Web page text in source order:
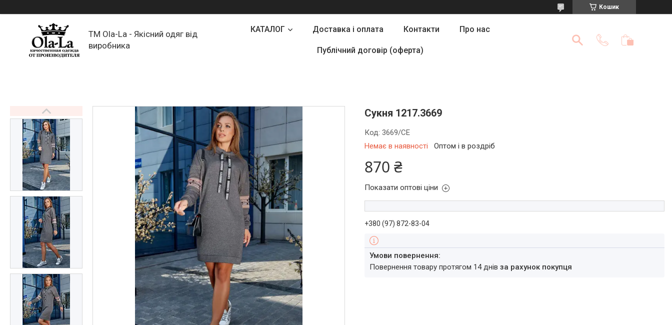
Кошик
TM Ola-La - Якісний одяг від
виробника
КАТАЛОГ Доставка і оплата Контакти Про нас
Публічний договір (оферта)
Сукня 1217.3669
Немає в наявності Оптом і в роздріб
Код:3669/СЕ
870 ₴
Показати оптові ціни
+380 (97) 872-83-04
повернення товару протягом 14 днівза рахунок покупця